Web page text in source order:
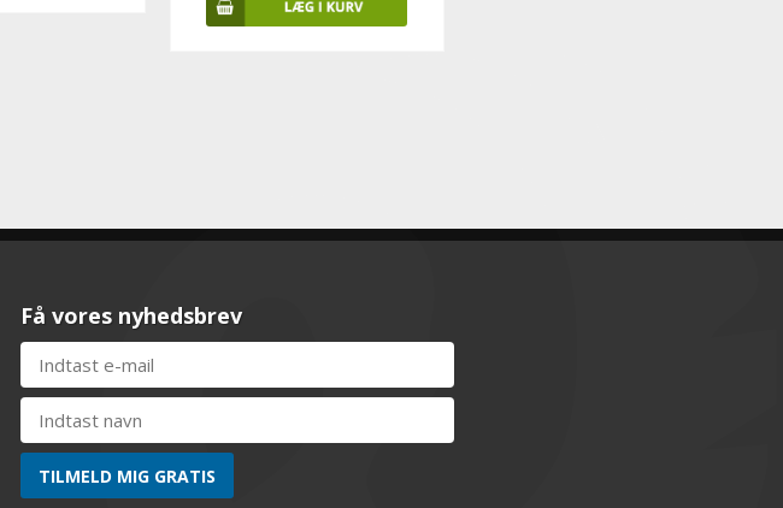
Få vores nyhedsbrev